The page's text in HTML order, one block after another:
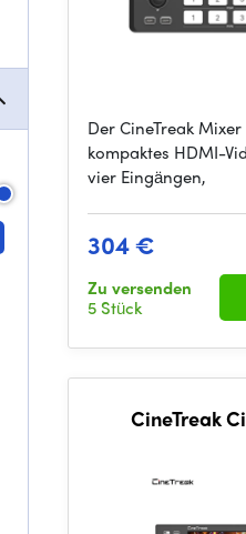
Der CineTreak
kompaktes HDMI-
vier Eingängen,
304 €
Zu versenden
5 Stück
CineTreak